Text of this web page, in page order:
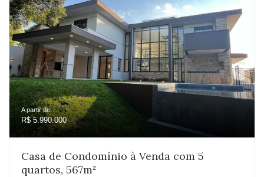
A partir de:
R$ 5.990.000
Casa de Condomínio à Venda com 5
quartos, 567m²